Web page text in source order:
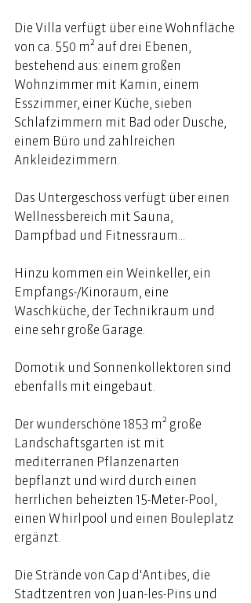
Die Villa verfügt über eine Wohnfläche
von ca. 550 m² auf drei Ebenen,
bestehend aus: einem großen
Wohnzimmer mit Kamin, einem
Esszimmer, einer Küche, sieben
Schlafzimmern mit Bad oder Dusche,
einem Büro und zahlreichen
Ankleidezimmern.
Das Untergeschoss verfügt über einen
Wellnessbereich mit Sauna,
Dampfbad und Fitnessraum...
Hinzu kommen ein Weinkeller, ein
Empfangs-/Kinoraum, eine
Waschküche, der Technikraum und
eine sehr große Garage.
Domotik und Sonnenkollektoren sind
ebenfalls mit eingebaut.
Der wunderschöne 1853 m² große
Landschaftsgarten ist mit
mediterranen Pflanzenarten
bepflanzt und wird durch einen
herrlichen beheizten 15-Meter-Pool,
einen Whirlpool und einen Bouleplatz
ergänzt.
Die Strände von Cap d'Antibes, die
Stadtzentren von Juan-les-Pins und